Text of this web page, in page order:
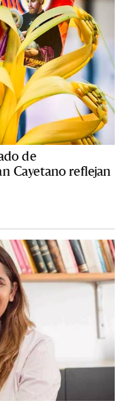
de
Cayetano reflejan